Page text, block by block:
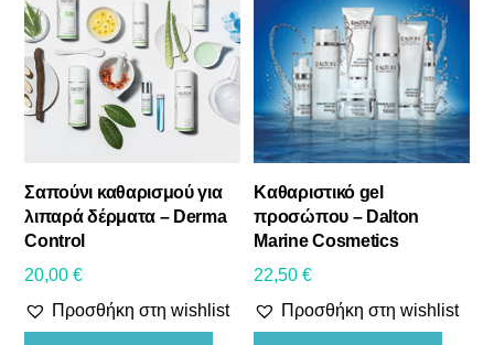
Σαπούνι καθαρισμού για
λιπαρά δέρματα – Derma
Control
20,00€
Προσθήκη στη wishlist
Καθαριστικό gel
προσώπου – Dalton
Marine Cosmetics
22,50€
Προσθήκη στη wishlist